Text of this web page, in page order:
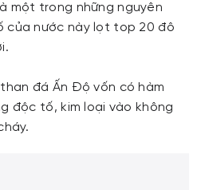
một trong những nguyên
của nước này lọt top 20 đô
đá Ấn Độ vốn có hàm
độc tố, kim loại vào không